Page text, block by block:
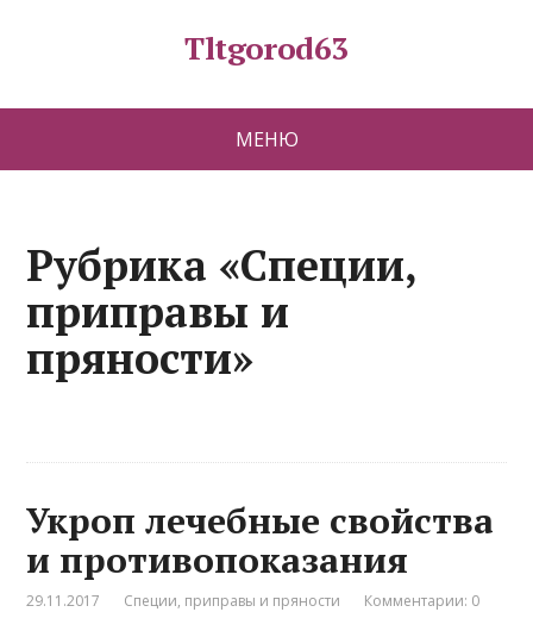
Tltgorod63
МЕНЮ
Рубрика «Специи,
приправы и
пряности»
Укроп лечебные свойства
и противопоказания
29.11.2017 Специи, приправы и пряности Комментарии: 0